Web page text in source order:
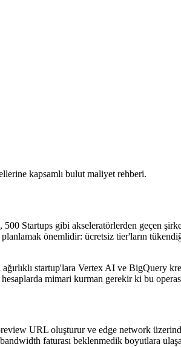
kapsamlı bulut maliyet rehberi.
Startups gibi akseleratörlerden geçen
önemlidir: ücretsiz tier'ların
startup'lara Vertex AI ve BigQuery
mimari kurman gerekir ki bu
URL oluşturur ve edge network
faturası beklenmedik boyutlara